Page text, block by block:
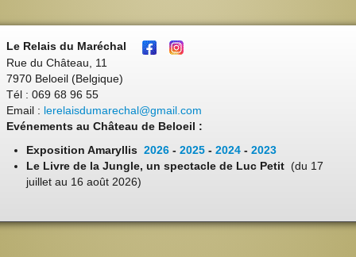
Le Relais du Maréchal
Rue du Château, 11
7970 Beloeil (Belgique)
Tél : 069 68 96 55
Email : lerelaisdumarechal@gmail.com
Evénements au Château de Beloeil :
Exposition Amaryllis 2026 - 2025 - 2024 - 2023
Le Livre de la Jungle, un spectacle de Luc Petit (du 17
juillet au 16 août 2026)